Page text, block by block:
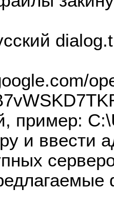
пример:
и ввести